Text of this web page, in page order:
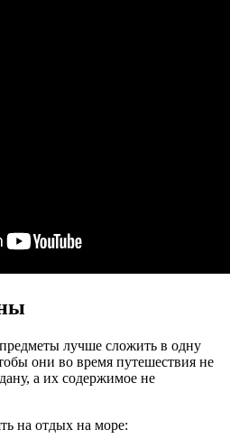
лучше сложить в одну
они во время путешествия не
а их содержимое не
на отдых на море: